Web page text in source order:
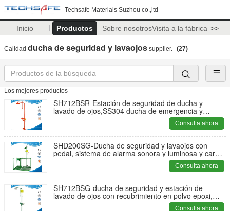
Techsafe Materials Suzhou co.,ltd
Inicio Productos Sobre nosotrosVisita a la fábrica >>
Calidad ducha de seguridad y lavaojos supplier. (27)
Los mejores productos
SH712BSR-Estación de seguridad de ducha y
lavado de ojos,SS304 ducha de emergencia y
Consulta ahora
SHD200SG-Ducha de seguridad y lavaojos con
pedal, sistema de alarma sonora y luminosa y carga
de señal ANSI Z358.1-2014 Lavaojos de emergencia
Consulta ahora
SH712BSG-ducha de seguridad y estación de
lavado de ojos con recubrimiento en polvo epoxi,
acero al carbono, lavado de ojos verde y ducha de
Consulta ahora